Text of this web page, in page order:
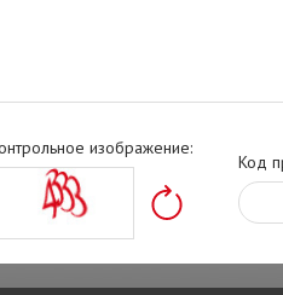
изображение:
Код